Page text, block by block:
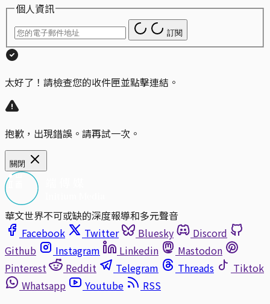
個人資訊
訂閱
太好了！請檢查您的收件匣並點擊連結。
抱歉，出現錯誤。請再試一次。
關閉
華文世界不可或缺的深度報導和多元聲音
Facebook
Twitter Bluesky
Discord
Github
Instagram Linkedin
Mastodon
Pinterest
Reddit Telegram Threads
Tiktok
Whatsapp
Youtube
RSS